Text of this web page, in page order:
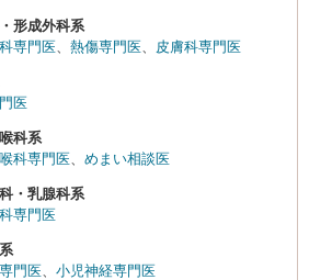
形成外科系
専門医、 熱傷専門医、 皮膚科専門医
医
科系
科専門医、 めまい相談医
・乳腺科系
専門医
門医、 小児神経専門医